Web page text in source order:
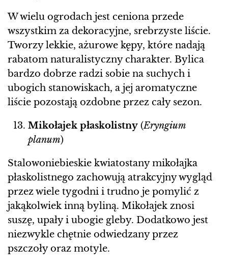
W wielu ogrodach jest ceniona przede
wszystkim za dekoracyjne, srebrzyste liście.
Tworzy lekkie, ażurowe kępy, które nadają
rabatom naturalistyczny charakter. Bylica
bardzo dobrze radzi sobie na suchych i
ubogich stanowiskach, a jej aromatyczne
liście pozostają ozdobne przez cały sezon.
Mikołajek płaskolistny (Eryngium
planum)
Stalowoniebieskie kwiatostany mikołajka
płaskolistnego zachowują atrakcyjny wygląd
przez wiele tygodni i trudno je pomylić z
jakąkolwiek inną byliną. Mikołajek znosi
suszę, upały i ubogie gleby. Dodatkowo jest
niezwykle chętnie odwiedzany przez
pszczoły oraz motyle.